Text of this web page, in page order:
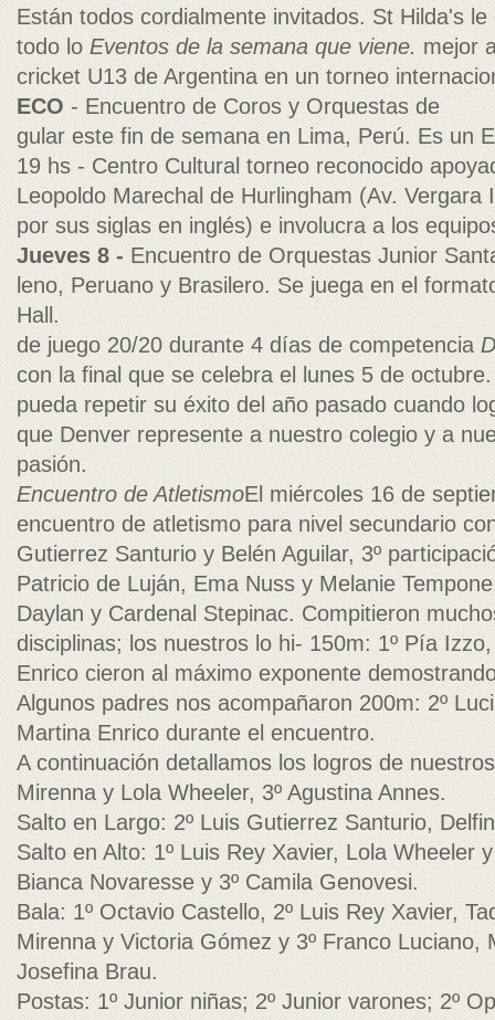
Están todos cordialmente invitados. St Hilda's
todo lo Eventos de la semana que viene.mejor
cricket U13 de Argentina en un torneo
ECO - Encuentro de Coros y Orquestas de
gular este fin de semana en Lima, Perú. Es un
19 hs - Centro Cultural torneo reconocido
Leopoldo Marechal de Hurlingham (Av. Vergara
por sus siglas en inglés) e involucra a los
Jueves 8 - Encuentro de Orquestas Junior
leno, Peruano y Brasilero. Se juega en el
Hall.
de juego 20/20 durante 4 días de competencia
con la final que se celebra el lunes 5 de
pueda repetir su éxito del año pasado cuando
que Denver represente a nuestro colegio y a
pasión.
Encuentro de AtletismoEl miércoles 16 de
encuentro de atletismo para nivel secundario
Gutierrez Santurio y Belén Aguilar, 3º
Patricio de Luján, Ema Nuss y Melanie
Daylan y Cardenal Stepinac. Compitieron
disciplinas; los nuestros lo hi- 150m: 1º Pía
Enrico cieron al máximo exponente
Algunos padres nos acompañaron 200m: 2º
Martina Enrico durante el encuentro.
A continuación detallamos los logros de
Mirenna y Lola Wheeler, 3º Agustina Annes.
Salto en Largo: 2º Luis Gutierrez Santurio,
Salto en Alto: 1º Luis Rey Xavier, Lola Wheeler
Bianca Novaresse y 3º Camila Genovesi.
Bala: 1º Octavio Castello, 2º Luis Rey Xavier,
Mirenna y Victoria Gómez y 3º Franco Luciano,
Josefina Brau.
Postas: 1º Junior niñas; 2º Junior varones; 2º